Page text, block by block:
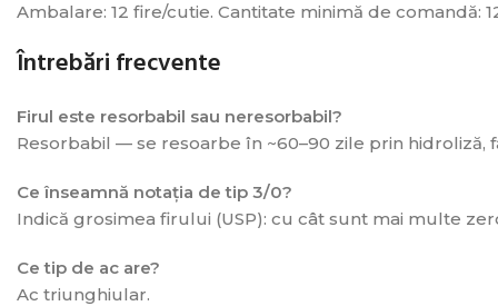
Ambalare: 12 fire/cutie. Cantitate minimă de comandă:
Întrebări frecvente
Firul este resorbabil sau neresorbabil?
Resorbabil — se resoarbe în ~60–90 zile prin hidroliză,
Ce înseamnă notația de tip 3/0?
Indică grosimea firului (USP): cu cât sunt mai multe
Ce tip de ac are?
Ac triunghiular.